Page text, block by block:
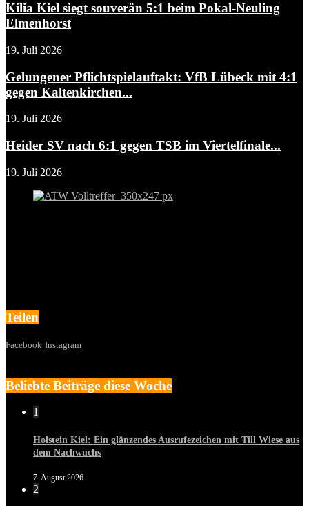
Kilia Kiel siegt souverän 5:1 beim Pokal-Neuling
Elmenhorst
19. Juli 2026
Gelungener Pflichtspielauftakt: VfB Lübeck mit 4:1
gegen Kaltenkirchen...
19. Juli 2026
Heider SV nach 6:1 gegen TSB im Viertelfinale...
19. Juli 2026
Teilen
Facebook Instagram
Beliebte Beiträge diese Woche
1
Holstein Kiel: Ein glänzendes Ausrufezeichen mit Till Wiese aus
dem Nachwuchs
7. August 2026
2